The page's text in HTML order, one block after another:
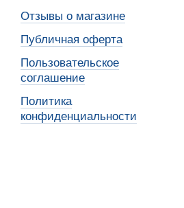
Отзывы о магазине
Публичная оферта
Пользовательское
соглашение
Политика
конфиденциальности